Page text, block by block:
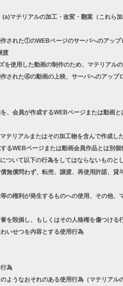
マテリアルの加工・改変・翻案（これら
れた①のWEBページのサーバへのアップ
渡
用した動画の制作のため、マテリアルの
れた④の動画の上映、サーバへのアップ
会員が作成するWEBページまたは動画
アルまたはその加工物を含んで作成し
るWEBページまたは動画会員作品とは別個
いて以下の行為をしてはならないものとし
償問わず、転売、譲渡、再使用許諾、貸
権利が発生するものへの使用、その他、
毀損し、もしくはその人格権を傷つける
いせつを内容とする使用行為
為
うなおそれのある使用行為（マテリアル